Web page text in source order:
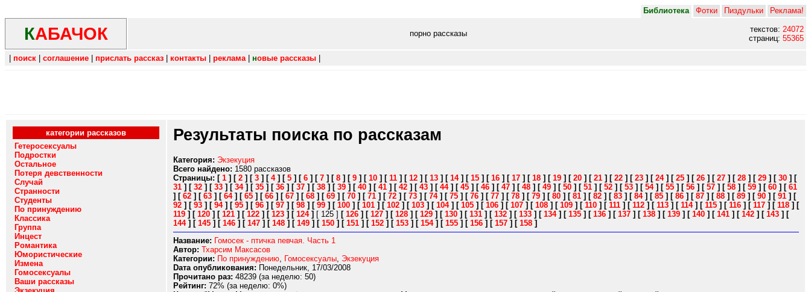
Библиотека Фотки Пиздульки Реклама!
КАБАЧОК порно рассказы текстов: 24072
страниц: 55365
поиск соглашение прислать рассказ контакты реклама| новые рассказы
категории рассказов
Гетеросексуалы
Подростки
Остальное
Потеря девственности
Случай
Странности
Студенты
По принуждению
Классика
Группа
Инцест
Романтика
Юмористические
Измена
Гомосексуалы
Ваши рассказы
Результаты поиска по рассказам
Категория: Экзекуция
Всего найдено: 1580 рассказов
Страницы: [ 1 ] [ 2 ] [ 3 ] [ 4] [ 5 ] [ 6 ] [ 7 ] [ 8 ] [ 9 ] [ 10 ] [ 11 ] [ 12 ] [ 13 ] [ 14] [ 15 ] [ 16 ] [ 17 ] [ 18 ] [ 19 ] [ 20 ] [ 21 ] [ 22 ] [ 23 ] [ 24] [ 25 ] [ 26 ] [ 27 ] [ 28 ] [ 29 ] [ 30 ] [
31 ] [ 32 ] [ 33 ] [ 34] [ 35 ] [ 36 ] [ 37 ] [ 38 ] [ 39 ] [ 40 ] [ 41 ] [ 42 ] [ 43 ] [ 44] [ 45 ] [ 46 ] [ 47 ] [ 48 ] [ 49 ] [ 50 ] [ 51 ] [ 52 ] [ 53 ] [ 54] [ 55 ] [ 56 ] [ 57 ] [ 58 ] [ 59 ] [ 60 ] [ 61
] [ 62 ] [ 63 ] [ 64] [ 65 ] [ 66 ] [ 67 ] [ 68 ] [ 69 ] [ 70 ] [ 71 ] [ 72 ] [ 73 ] [ 74] [ 75 ] [ 76 ] [ 77 ] [ 78 ] [ 79 ] [ 80 ] [ 81 ] [ 82 ] [ 83 ] [ 84] [ 85 ] [ 86 ] [ 87 ] [ 88 ] [ 89 ] [ 90 ] [ 91 ] [
92 ] [ 93 ] [ 94] [ 95 ] [ 96 ] [ 97 ] [ 98 ] [ 99 ] [ 100 ] [ 101 ] [ 102 ] [ 103 ] [ 104] [ 105 ] [ 106 ] [ 107 ] [ 108 ] [ 109 ] [ 110 ] [ 111 ] [ 112 ] [ 113 ] [ 114] [ 115 ] [ 116 ] [ 117 ] [ 118 ] [
119 ] [ 120 ] [ 121 ] [ 122 ] [ 123 ] [ 124] [ 125 ] [ 126 ] [ 127 ] [ 128 ] [ 129 ] [ 130 ] [ 131 ] [ 132 ] [ 133 ] [ 134] [ 135 ] [ 136 ] [ 137 ] [ 138 ] [ 139 ] [ 140 ] [ 141 ] [ 142 ] [ 143 ] [
144] [ 145 ] [ 146 ] [ 147 ] [ 148 ] [ 149 ] [ 150 ] [ 151 ] [ 152 ] [ 153 ] [ 154] [ 155 ] [ 156 ] [ 157 ] [ 158 ]
Название: Гомосек - птичка певчая. Часть 1
Автор: Тхарсим Максасов
Категории: По принуждению, Гомосексуалы, Экзекуция
Dата опубликования: Понедельник, 17/03/2008
Прочитано раз: 48239 (за неделю: 50)
Рейтинг: 72% (за неделю: 0%)